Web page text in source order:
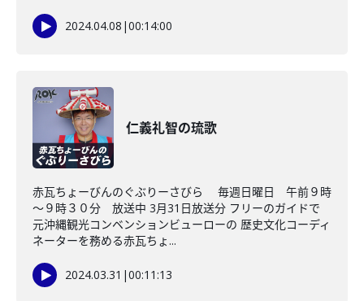
2024.04.08 |00:14:00
仁義礼智の琉歌
赤瓦ちょーびんのぐぶりーさびら 毎週日曜日 午前９時
～９時３０分 放送中 3月31日放送分 フリーのガイドで
元沖縄観光コンベンションビューローの 歴史文化コーディ
ネーターを務める赤瓦ちょ...
2024.03.31 |00:11:13